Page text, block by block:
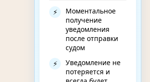
⚡
Моментальное
получение
уведомления
после отправки
судом
⚡
Уведомление не
потеряется и